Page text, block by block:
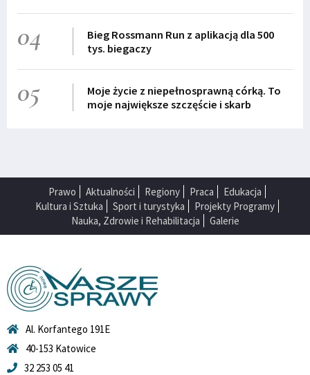
04
Bieg Rossmann Run z aplikacją dla 500
tys. biegaczy
05
Moje życie z niepełnosprawną córką. To
moje największe szczęście i skarb
Prawo Aktualności Regiony Praca
Edukacja
Kultura i Sztuka
Sport i turystyka
Projekty Programy
Nauka, Zdrowie i Rehabilitacja
Galerie
Al. Korfantego 191E
40-153 Katowice
32 253 05 41